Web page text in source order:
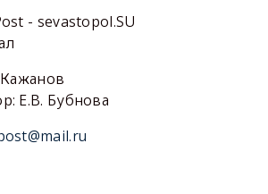
- sevastopol.SU
Е.В. Бубнова